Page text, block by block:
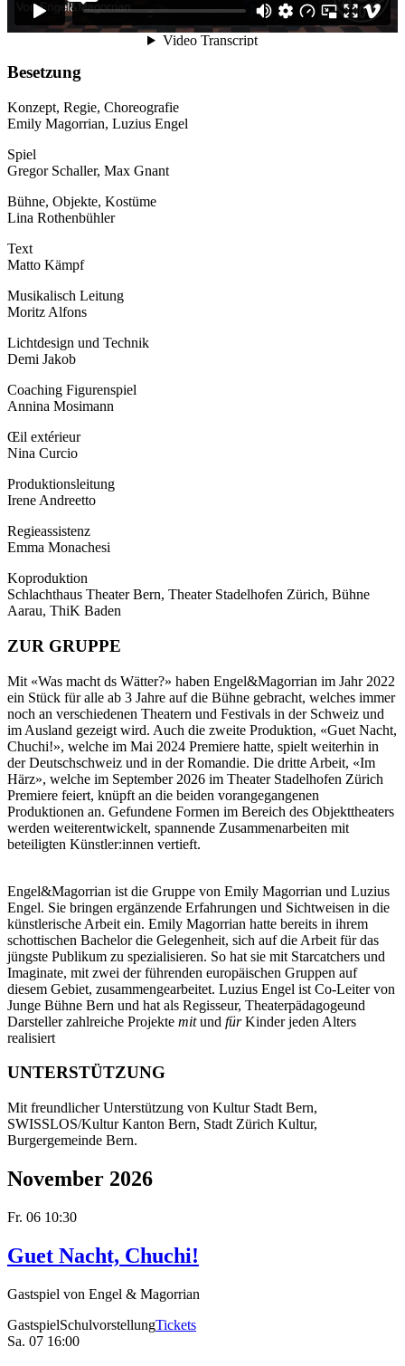
Besetzung
Konzept, Regie, Choreografie
Emily Magorrian, Luzius Engel
Spiel
Gregor Schaller, Max Gnant
Bühne, Objekte, Kostüme
Lina Rothenbühler
Text
Matto Kämpf
Musikalisch Leitung
Moritz Alfons
Lichtdesign und Technik
Demi Jakob
Coaching Figurenspiel
Annina Mosimann
Œil extérieur
Nina Curcio
Produktionsleitung
Irene Andreetto
Regieassistenz
Emma Monachesi
Koproduktion
Schlachthaus Theater Bern, Theater Stadelhofen Zürich, Bühne
Aarau, ThiK Baden
ZUR GRUPPE
Mit «Was macht ds Wätter?» haben Engel&Magorrian im Jahr 2022
ein Stück für alle ab 3 Jahre auf die Bühne gebracht, welches immer
noch an verschiedenen Theatern und Festivals in der Schweiz und
im Ausland gezeigt wird. Auch die zweite Produktion, «Guet Nacht,
Chuchi!», welche im Mai 2024 Premiere hatte, spielt weiterhin in
der Deutschschweiz und in der Romandie. Die dritte Arbeit, «Im
Härz», welche im September 2026 im Theater Stadelhofen Zürich
Premiere feiert, knüpft an die beiden vorangegangenen
Produktionen an. Gefundene Formen im Bereich des Objekttheaters
werden weiterentwickelt, spannende Zusammenarbeiten mit
beteiligten Künstler:innen vertieft.
Engel&Magorrian ist die Gruppe von Emily Magorrian und Luzius
Engel. Sie bringen ergänzende Erfahrungen und Sichtweisen in die
künstlerische Arbeit ein. Emily Magorrian hatte bereits in ihrem
schottischen Bachelor die Gelegenheit, sich auf die Arbeit für das
jüngste Publikum zu spezialisieren. So hat sie mit Starcatchers und
Imaginate, mit zwei der führenden europäischen Gruppen auf
diesem Gebiet, zusammengearbeitet. Luzius Engel ist Co-Leiter von
Junge Bühne Bern und hat als Regisseur, Theaterpädagogeund
Darsteller zahlreiche Projekte mitund fürKinder jeden Alters
realisiert
UNTERSTÜTZUNG
Mit freundlicher Unterstützung von Kultur Stadt Bern,
SWISSLOS/Kultur Kanton Bern, Stadt Zürich Kultur,
Burgergemeinde Bern.
November 2026
Fr. 06 10:30
Guet Nacht, Chuchi!
Gastspiel von Engel & Magorrian
GastspielSchulvorstellungTickets
Sa. 07 16:00